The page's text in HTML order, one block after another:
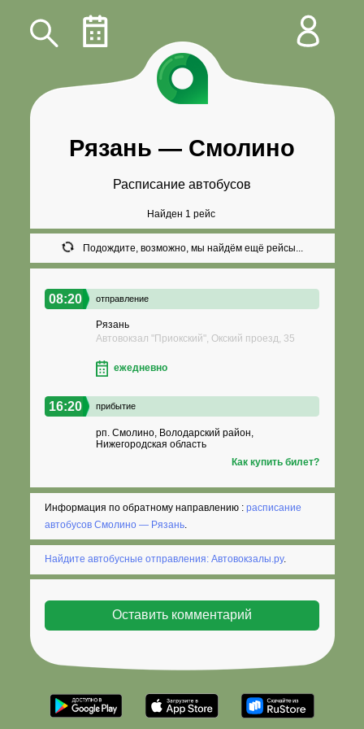
Рязань — Смолино
Расписание автобусов
Найден 1 рейс
Подождите, возможно, мы найдём ещё рейсы...
08:20 отправление
Рязань
Автовокзал "Приокский", Окский проезд, 35
ежедневно
16:20 прибытие
рп. Смолино, Володарский район,
Нижегородская область
Как купить билет?
Информация по обратному направлению :расписание
автобусов Смолино — Рязань.
Найдите автобусные отправления: Автовокзалы.ру.